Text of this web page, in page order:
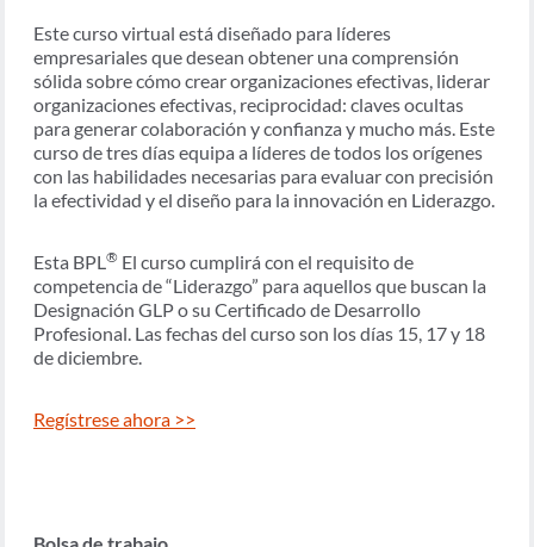
Este curso virtual está diseñado para líderes
empresariales que desean obtener una comprensión
sólida sobre cómo crear organizaciones efectivas, liderar
organizaciones efectivas, reciprocidad: claves ocultas
para generar colaboración y confianza y mucho más. Este
curso de tres días equipa a líderes de todos los orígenes
con las habilidades necesarias para evaluar con precisión
la efectividad y el diseño para la innovación en Liderazgo.
Esta BPL® El curso cumplirá con el requisito de
competencia de “Liderazgo” para aquellos que buscan la
Designación GLP o su Certificado de Desarrollo
Profesional. Las fechas del curso son los días 15, 17 y 18
de diciembre.
Regístrese ahora >>